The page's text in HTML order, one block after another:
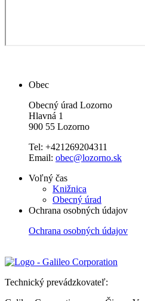
Obec
Obecný úrad Lozorno
Hlavná 1
900 55 Lozorno
Tel: +421269204311
Email: obec@lozorno.sk
Voľný čas
Knižnica
Obecný úrad
Ochrana osobných údajov
Ochrana osobných údajov
Technický prevádzkovateľ: